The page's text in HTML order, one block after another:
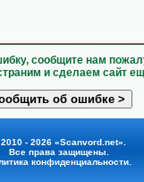
сообщите нам
и сделаем сайт
- 2026 «Scanvord.net».
Все права защищены.
конфиденциальности.